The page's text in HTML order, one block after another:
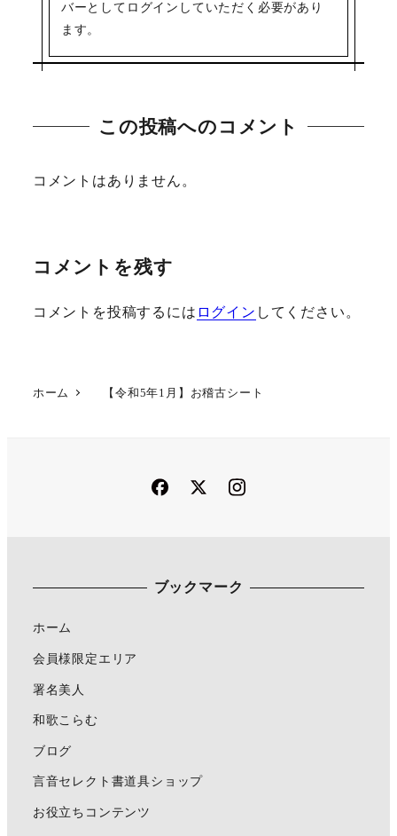
バーとしてログインしていただく必要があり
ます。
この投稿へのコメント
コメントはありません。
コメントを残す
コメントを投稿するには ログイン してください。
ホーム 【令和5年1月】お稽古シート
FacebookTwitterInstagram
ブックマーク
ホーム
会員様限定エリア
署名美人
和歌こらむ
ブログ
言音セレクト書道具ショップ
お役立ちコンテンツ